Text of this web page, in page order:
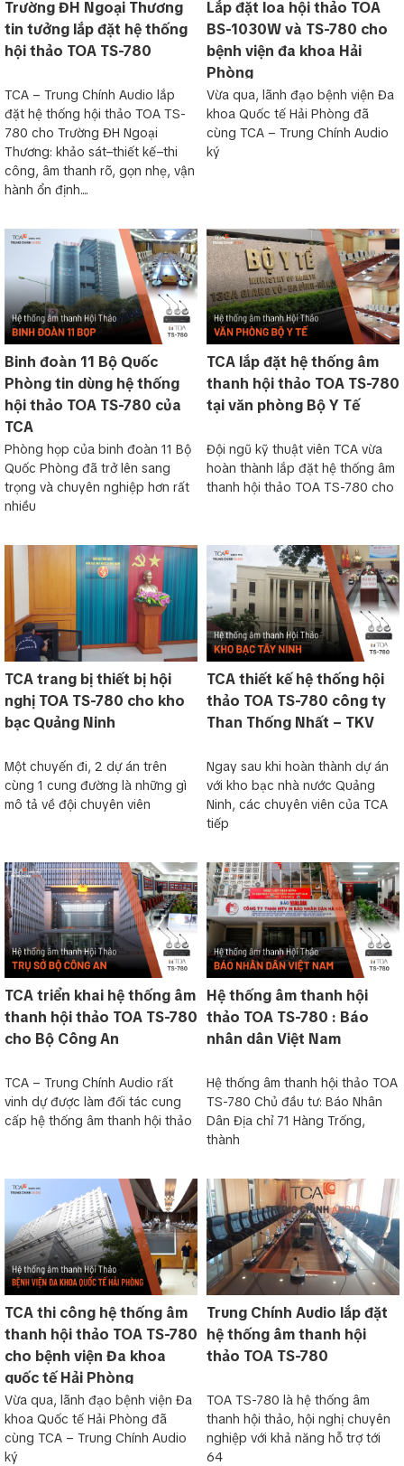
các âm thanh phản hồi một cách hiệu quả. Thông qua phương
pháp đơn giản (giảm âm lượng tại tần số phản hồi).
CHO PHÉP ĐẠI BIỂU – DELEGATE
Cài đặt cho phép hay không cho phép máy đại biểu được nói.
CHỌN SỐ MÁY HOẠT ĐỘNG ĐỒNG THỜI- IN USE MIC
Chọn số lượng máy đại biểu và chủ tịch hoạt động đồng thời
Chú ý: Máy chủ tịch có thể nói bất kỳ lúc nào. Kể cả cài đặt
chức năng hạn chế máy đại biểu.
Kiểm tra cáp kết nối và đèn hiển thị trên cần Micro
Trường ĐH Ngoại Thương
tin tưởng lắp đặt hệ thống
hội thảo TOA TS-780
TCA – Trung Chính Audio lắp
đặt hệ thống hội thảo TOA TS-
780 cho Trường ĐH Ngoại
Thương: khảo sát–thiết kế–thi
công, âm thanh rõ, gọn nhẹ, vận
hành ổn định....
Lắp đặt loa hội thảo TOA
BS-1030W và TS-780 cho
bệnh viện đa khoa Hải
Phòng
Vừa qua, lãnh đạo bệnh viện Đa
khoa Quốc tế Hải Phòng đã
cùng TCA – Trung Chính Audio
ký
Binh đoàn 11 Bộ Quốc
Phòng tin dùng hệ thống
hội thảo TOA TS-780 của
TCA
Phòng họp của binh đoàn 11 Bộ
Quốc Phòng đã trở lên sang
trọng và chuyên nghiệp hơn rất
nhiều
TCA lắp đặt hệ thống âm
thanh hội thảo TOA TS-780
tại văn phòng Bộ Y Tế
Đội ngũ kỹ thuật viên TCA vừa
hoàn thành lắp đặt hệ thống âm
thanh hội thảo TOA TS-780 cho
TCA trang bị thiết bị hội
nghị TOA TS-780 cho kho
bạc Quảng Ninh
Một chuyến đi, 2 dự án trên
cùng 1 cung đường là những gì
mô tả về đội chuyên viên
TCA thiết kế hệ thống hội
thảo TOA TS-780 công ty
Than Thống Nhất – TKV
Ngay sau khi hoàn thành dự án
với kho bạc nhà nước Quảng
Ninh, các chuyên viên của TCA
tiếp
TCA triển khai hệ thống âm
thanh hội thảo TOA TS-780
cho Bộ Công An
TCA – Trung Chính Audio rất
vinh dự được làm đối tác cung
cấp hệ thống âm thanh hội thảo
Hệ thống âm thanh hội
thảo TOA TS-780 : Báo
nhân dân Việt Nam
Hệ thống âm thanh hội thảo TOA
TS-780 Chủ đầu tư: Báo Nhân
Dân Địa chỉ 71 Hàng Trống,
thành
TCA thi công hệ thống âm
thanh hội thảo TOA TS-780
cho bệnh viện Đa khoa
quốc tế Hải Phòng
Vừa qua, lãnh đạo bệnh viện Đa
khoa Quốc tế Hải Phòng đã
cùng TCA – Trung Chính Audio
ký
Trung Chính Audio lắp đặt
hệ thống âm thanh hội
thảo TOA TS-780
TOA TS-780 là hệ thống âm
thanh hội thảo, hội nghị chuyên
nghiệp với khả năng hỗ trợ tới
64